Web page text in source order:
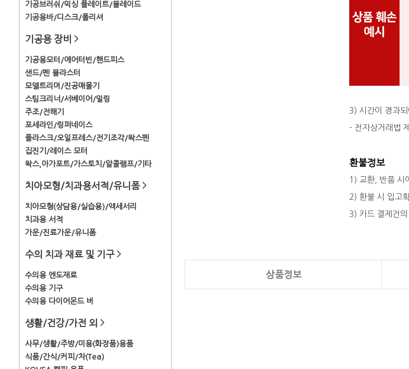
기공브러쉬/믹싱 플레이트/블레이드
기공용바/디스크/폴리셔
기공용 장비 >
기공용모터/에어터빈/핸드피스
샌드/펜 블라스터
모델트리머/진공매몰기
스팀크리너/서베이어/밀링
주조/전해기
포세라인/링퍼네이스
플라스크/오일프레스/전기조각/왁스펜
집진기/레이스 모터
왁스,아가포트/가스토치/알콜램프/기타
치아모형/치과용서적/유니폼 >
치아모형(상담용/실습용)/액세서리
치과용 서적
가운/진료가운/유니폼
수의 치과 재료 및 기구 >
수의용 엔도재료
수의용 기구
수의용 다이어몬드 버
생활/건강/가전 외 >
사무/생활/주방/미용(화장품)용품
식품/간식/커피/차(Tea)
3) 시간이 경과
- 전자상거래법
환불정보
1) 교환, 반품 시
2) 환불 시 입고
3) 카드 결제건
상품정보